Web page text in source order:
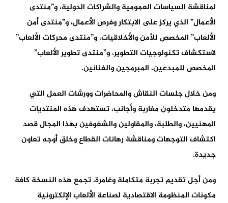
لمناقشة السياسات العمومية والشراكات الدولية، و”منتدى
الأعمال” الذي يركز على الابتكار وفرص الأعمال، و”منتدى أمن
الألعاب” المخصص للأمن والأخلاقيات، و”منتدى محركات الألعاب”
لاستكشاف تكنولوجيات التطوير، و”منتدى تطوير الألعاب”
المخصص للمبدعين، المبرمجين والفنانين.
ومن خلال جلسات النقاش والمحاضرات وورشات العمل التي
يقدمها متدخلون مغاربة وأجانب، تستهدف هذه المنتديات
المهنيين، والطلبة، والمقاولين والشغوفين بهذا المجال قصد
اكتشاف التوجهات ومناقشة رهانات القطاع وخلق أوجه تعاون
جديدة.
ومن أجل تقديم تجربة متكاملة وغامرة، تجمع هذه النسخة كافة
مكونات المنظومة الاقتصادية لصناعة الألعاب الإلكترونية